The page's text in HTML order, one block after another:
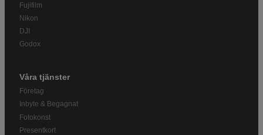
Fujifilm
Nikon
DJI
Godox
Våra tjänster
Företag
Inbyte & Begagnat
Fotokonst
Presentkort